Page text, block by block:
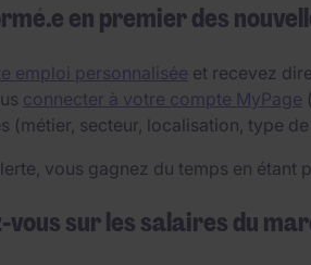
en premier des
emploi personnalisée et recevez
connecter à votre compte MyPage
(métier, secteur, localisation, type
vous gagnez du temps en
vous sur les salaires du